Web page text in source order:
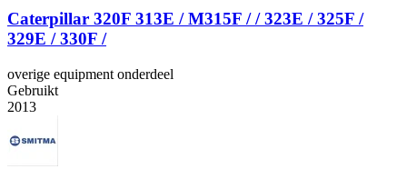
Caterpillar 320F 313E / M315F / / 323E / 325F /
329E / 330F /
overige equipment onderdeel
Gebruikt
2013